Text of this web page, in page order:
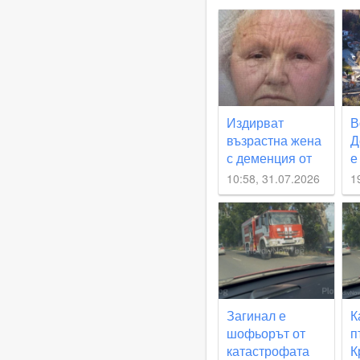
Издирват
възрастна жена
с деменция от
Златитап
10:58, 31.07.2026
Загинал е
шофьорът от
катастрофата